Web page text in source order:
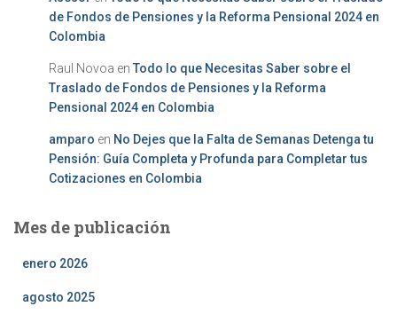
de Fondos de Pensiones y la Reforma Pensional 2024 en
Colombia
Raul Novoa en Todo lo que Necesitas Saber sobre el
Traslado de Fondos de Pensiones y la Reforma
Pensional 2024 en Colombia
amparo en No Dejes que la Falta de Semanas Detenga tu
Pensión: Guía Completa y Profunda para Completar tus
Cotizaciones en Colombia
Mes de publicación
enero 2026
agosto 2025